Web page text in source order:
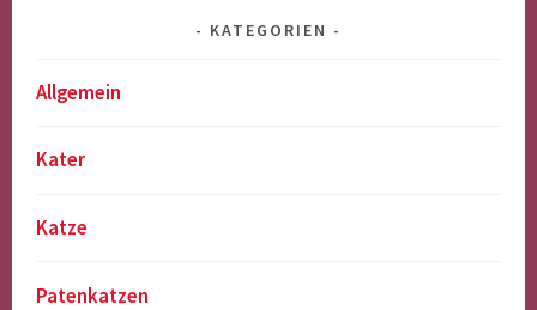
KATEGORIEN
Allgemein
Kater
Katze
Patenkatzen